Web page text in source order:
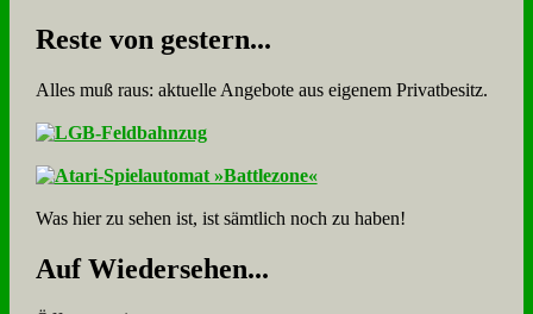
Re­ste von ge­stern...
Alles muß raus: aktuelle An­ge­bo­te aus eigenem Privatbesitz.
Was hier zu sehen ist, ist sämt­lich noch zu haben!
Auf Wie­der­se­hen...